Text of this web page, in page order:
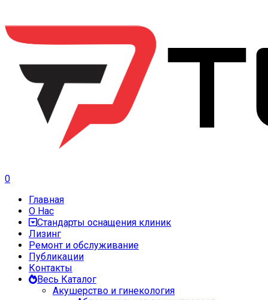
0
Главная
О Нас
Стандарты оснащения клиник
Лизинг
Ремонт и обслуживание
Публикации
Контакты
Весь Каталог
Акушерство и гинекология